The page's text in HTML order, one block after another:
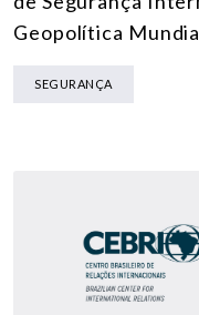
Geopolítica
SEGURANÇA